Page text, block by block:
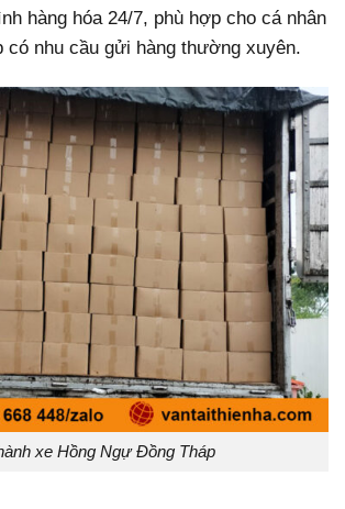
hàng hóa 24/7, phù hợp cho cá nhân
có nhu cầu gửi hàng thường xuyên.
xe Hồng Ngự Đồng Tháp